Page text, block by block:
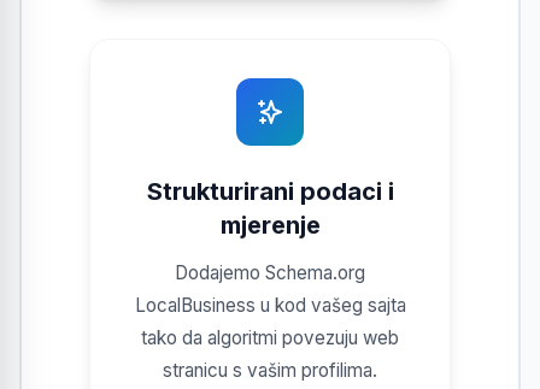
Strukturirani podaci i
mjerenje
Dodajemo Schema.org
LocalBusiness u kod vašeg sajta
tako da algoritmi povezuju web
stranicu s vašim profilima.